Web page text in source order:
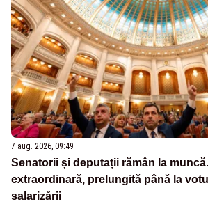
7 aug. 2026, 09:49
Senatorii și deputații rămân la
extraordinară, prelungită până la
salarizării